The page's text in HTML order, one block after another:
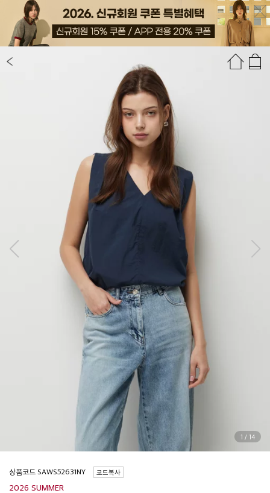
상품정보 추천상품
1 / 14
상품코드 코드복사
2026 SUMMER